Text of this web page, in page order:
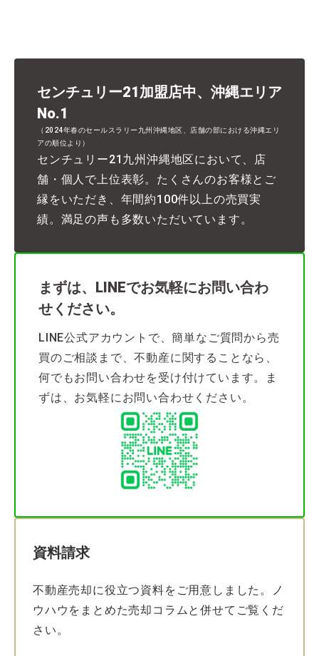
センチュリー21加盟店中、沖縄エリア
No.1
（2024年春のセールスラリー九州沖縄地区、店舗の部における沖縄エリ
アの順位より）
センチュリー21九州沖縄地区において、店
舗・個人で上位表彰。たくさんのお客様とご
縁をいただき、年間約100件以上の売買実
績。満足の声も多数いただいています。
まずは、LINEでお気軽にお問い合わ
せください。
LINE公式アカウントで、簡単なご質問から売
買のご相談まで、不動産に関することなら、
何でもお問い合わせを受け付けています。ま
ずは、お気軽にお問い合わせください。
資料請求
不動産売却に役立つ資料をご用意しました。ノ
ウハウをまとめた売却コラムと併せてご覧くだ
さい。